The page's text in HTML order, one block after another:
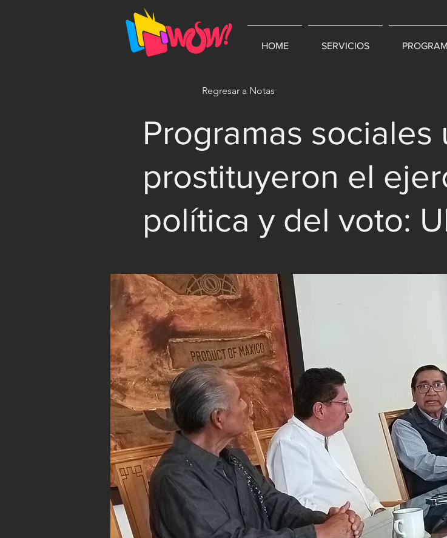
HOME SERVICIOS
Regresar a Notas
Programas sociales
prostituyeron el
política y del voto: